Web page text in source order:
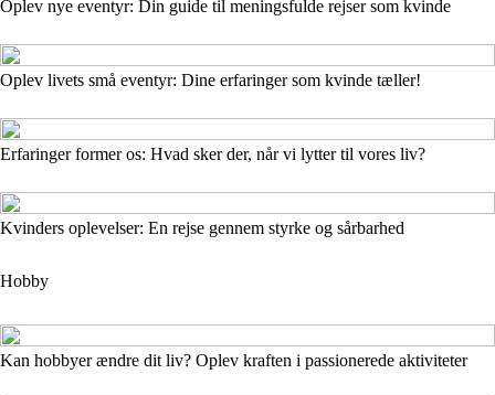
Oplev nye eventyr: Din guide til meningsfulde rejser som kvinde
Oplev livets små eventyr: Dine erfaringer som kvinde tæller!
Erfaringer former os: Hvad sker der, når vi lytter til vores liv?
Kvinders oplevelser: En rejse gennem styrke og sårbarhed
Hobby
Kan hobbyer ændre dit liv? Oplev kraften i passionerede aktiviteter